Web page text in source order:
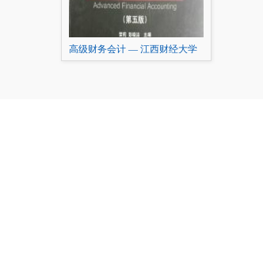
高级财务会计 — 江西财经大学